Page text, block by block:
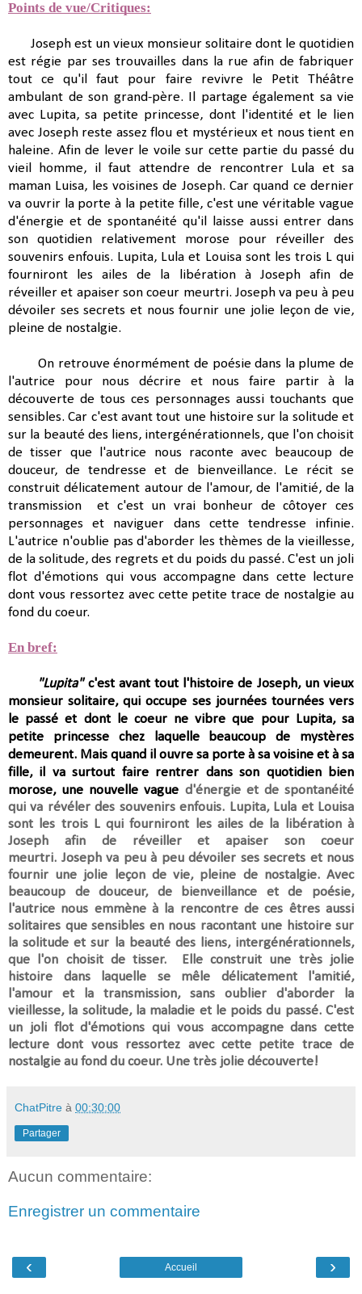
Points de vue/Critiques:
Joseph est un vieux monsieur solitaire dont le quotidien
est régie par ses trouvailles dans la rue afin de fabriquer
tout ce qu'il faut pour faire revivre le Petit Théâtre
ambulant de son grand-père. Il partage également sa vie
avec Lupita, sa petite princesse, dont l'identité et le lien
avec Joseph reste assez flou et mystérieux et nous tient en
haleine. Afin de lever le voile sur cette partie du passé du
vieil homme, il faut attendre de rencontrer Lula et sa
maman Luisa, les voisines de Joseph. Car quand ce dernier
va ouvrir la porte à la petite fille, c'est une véritable vague
d'énergie et de spontanéité qu'il laisse aussi entrer dans
son quotidien relativement morose pour réveiller des
souvenirs enfouis. Lupita, Lula et Louisa sont les trois L qui
fourniront les ailes de la libération à Joseph afin de
réveiller et apaiser son coeur meurtri. Joseph va peu à peu
dévoiler ses secrets et nous fournir une jolie leçon de vie,
pleine de nostalgie.
On retrouve énormément de poésie dans la plume de
l'autrice pour nous décrire et nous faire partir à la
découverte de tous ces personnages aussi touchants que
sensibles. Car c'est avant tout une histoire sur la solitude et
sur la beauté des liens, intergénérationnels, que l'on choisit
de tisser que l'autrice nous raconte avec beaucoup de
douceur, de tendresse et de bienveillance. Le récit se
construit délicatement autour de l'amour, de l'amitié, de la
transmission et c'est un vrai bonheur de côtoyer ces
personnages et naviguer dans cette tendresse infinie.
L'autrice n'oublie pas d'aborder les thèmes de la vieillesse,
de la solitude, des regrets et du poids du passé. C'est un joli
flot d'émotions qui vous accompagne dans cette lecture
dont vous ressortez avec cette petite trace de nostalgie au
fond du coeur.
En bref:
"Lupita"c'est avant tout l'histoire de Joseph, un vieux
monsieur solitaire, qui occupe ses journées tournées vers
le passé et dont le coeur ne vibre que pour Lupita, sa
petite princesse chez laquelle beaucoup de mystères
demeurent. Mais quand il ouvre sa porte à sa voisine et à sa
fille, il va surtout faire rentrer dans son quotidien bien
morose, une nouvelle vague d'énergie et de spontanéité
qui va révéler des souvenirs enfouis. Lupita, Lula et Louisa
sont les trois L qui fourniront les ailes de la libération à
Joseph afin de réveiller et apaiser son coeur
meurtri. Joseph va peu à peu dévoiler ses secrets et nous
fournir une jolie leçon de vie, pleine de nostalgie. Avec
beaucoup de douceur, de bienveillance et de poésie,
l'autrice nous emmène à la rencontre de ces êtres aussi
solitaires que sensibles en nous racontant une histoire sur
la solitude et sur la beauté des liens, intergénérationnels,
que l'on choisit de tisser.
Elle construit une très jolie
histoire dans laquelle se mêle délicatement l'amitié,
l'amour et la transmission, sans oublier d'aborder la
vieillesse, la solitude, la maladie et le poids du passé. C'est
un joli flot d'émotions qui vous accompagne dans cette
lecture dont vous ressortez avec cette petite trace de
nostalgie au fond du coeur. Une très jolie découverte!
ChatPitre à 00:30:00
Partager
Aucun commentaire:
Enregistrer un commentaire
‹ ›
Accueil